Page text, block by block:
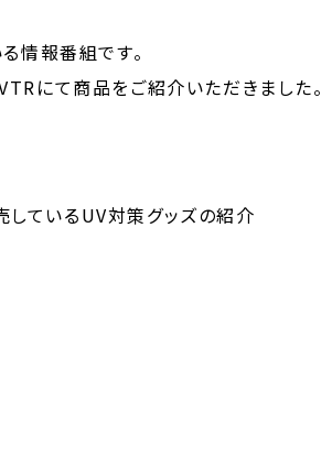
情報番組です。
にて商品をご紹介いただきました。
しているUV対策グッズの紹介